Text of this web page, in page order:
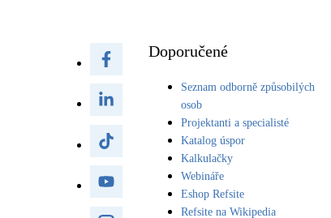
Doporučené
Seznam odborně způsobilých
osob
Projektanti a specialisté
Katalog úspor
Kalkulačky
Webináře
Eshop Refsite
Refsite na Wikipedia